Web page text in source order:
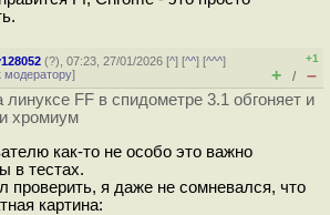
(?), 07:23, 27/01/2026 [^] [^^] [^^^]
модератору]
+1
+ / –
FF в спидометре 3.1 обгоняет и
хромиум
как-то не особо это важно
в тестах.
проверить, я даже не сомневался, что
картина: